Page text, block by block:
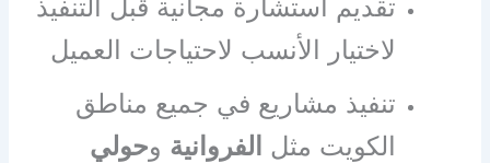
تقديم استشارة مجانية قبل التنفيذ
لاختيار الأنسب لاحتياجات العميل
تنفيذ مشاريع في جميع مناطق
الكويت مثل الفروانية وحولي